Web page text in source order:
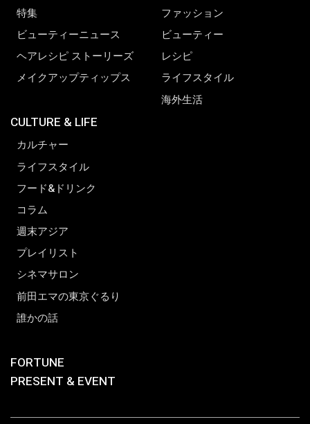
特集
ビューティーニュース
ヘアレシピ ストーリーズ
メイクアップティップス
CULTURE & LIFE
カルチャー
ライフスタイル
フード&ドリンク
コラム
週末アジア
プレイリスト
シネマサロン
前田エマの東京ぐるり
誰かの話
ファッション
ビューティー
レシピ
ライフスタイル
海外生活
FORTUNE
PRESENT & EVENT